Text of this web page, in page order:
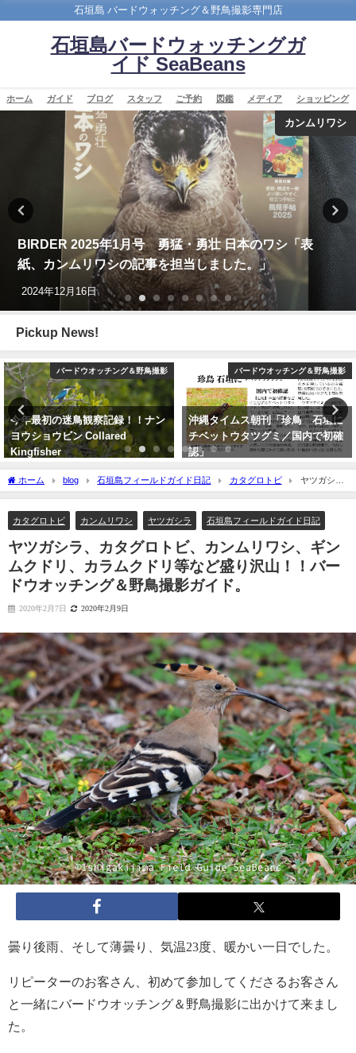
石垣島 バードウォッチング＆野鳥撮影専門店
石垣島バードウォッチングガ
イド SeaBeans
ホーム ガイド ブログ スタッフ ご予約 図鑑 メディア ショッピング
バードウオッチング＆野鳥撮影
沖縄タイムス3月24日朝刊掲載「石垣に迷鳥確認 ３例
目 ノドアカツグミ」
2026年3月25日
Pickup News!
バードウオッチング＆野鳥撮影
沖縄タイムス朝刊「珍鳥 石垣に
チベットウタツグミ／国内で初確
認」
YouTube
【枝で休む】ヤツガシラ
Eurasian Hoopoe
2026年3月3日
ホーム blog 石垣島フィールドガイド日記 カタグロトビ
ヤツガシ
ラ、カタグロトビ、カンムリワシ、ギンムクドリ、カラムクドリ等など盛り沢山！！
カタグロトビ
カンムリワシ ヤツガシラ 石垣島フィールドガイド日記
ヤツガシラ、カタグロトビ、カンムリワシ、ギン
ムクドリ、カラムクドリ等など盛り沢山！！バー
ドウオッチング＆野鳥撮影ガイド。
2020年2月7日 2020年2月9日
曇り後雨、そして薄曇り、気温23度、暖かい一日でした。
リピーターのお客さん、初めて参加してくださるお客さん
と一緒にバードウオッチング＆野鳥撮影に出かけて来まし
た。